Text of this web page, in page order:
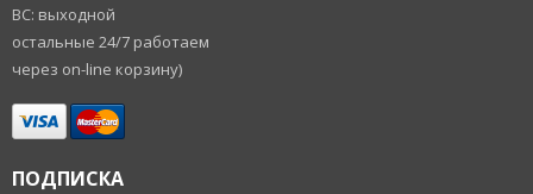
ВС: выходной
остальные 24/7 работаем
через on-line корзину)
ПОДПИСКА